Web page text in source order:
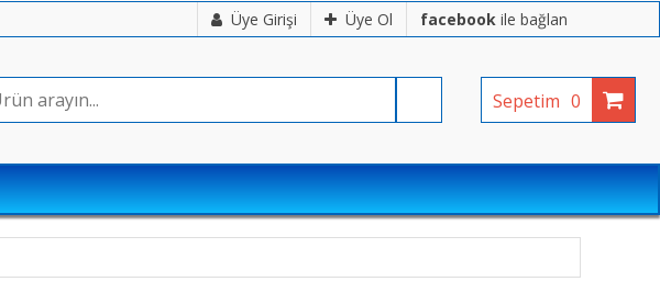
Üye Girişi Üye Ol facebook ile bağlan
Sepetim 0